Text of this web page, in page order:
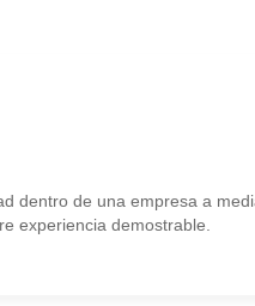
dentro de una empresa a
experiencia demostrable.